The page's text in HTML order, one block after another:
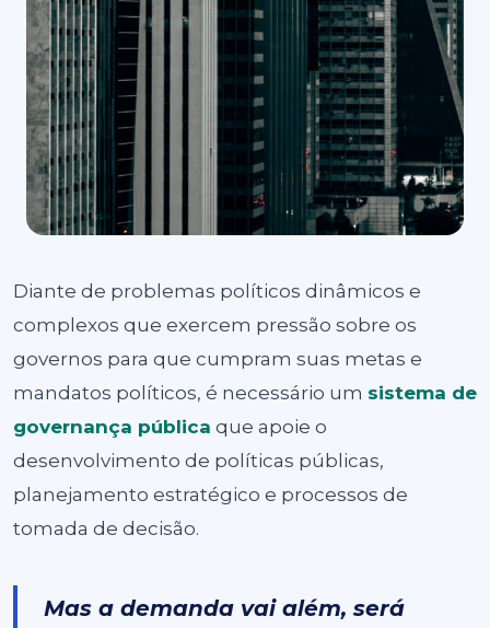
Diante de problemas políticos dinâmicos e
complexos que exercem pressão sobre os
governos para que cumpram suas metas e
mandatos políticos, é necessário um sistema de
governança pública que apoie o
desenvolvimento de políticas públicas,
planejamento estratégico e processos de
tomada de decisão.
Mas a demanda vai além, será